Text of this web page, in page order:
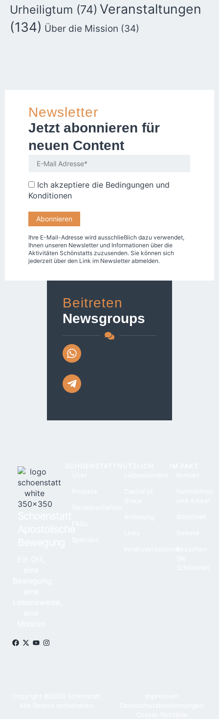
Urheiligtum (74) Veranstaltungen
(134) Über die Mission (34)
Newsletter
Jetzt abonnieren für
neuen Content
Ich akzeptiere die Bedingungen und
Konditionen
Ihre E-Mail-Adresse wird ausschließlich dazu verwendet,
Ihnen unseren Newsletter und Informationen über die
Aktivitäten Schönstatts zuzusenden. Sie können sich
jederzeit über den Link im Newsletter abmelden.
Beitreten
Newsgroups